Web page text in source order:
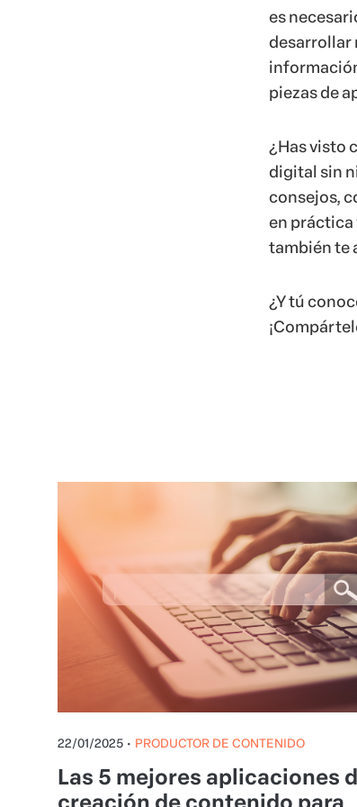
es
desarrollar
piezas de
¿Has visto
digital sin
consejos,
en práctica
también te
¿Y tú
22/01/2025 • PRODUCTOR DE CONTENIDO
Las 5 mejores aplicaciones